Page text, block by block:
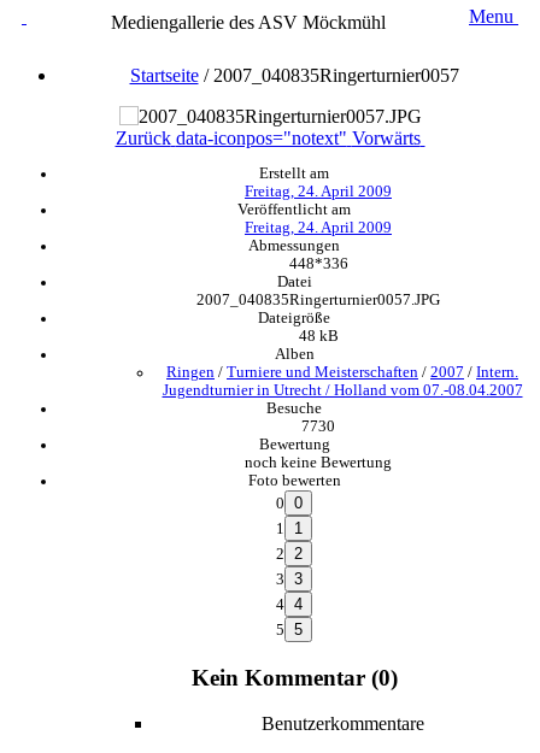
Mediengallerie des ASV Möckmühl Menu
Startseite/ 2007_040835Ringerturnier0057
Zurück data-iconpos="notext" Vorwärts
Erstellt am
Freitag, 24. April 2009
Veröffentlicht am
Freitag, 24. April 2009
Abmessungen
448*336
Datei
2007_040835Ringerturnier0057.JPG
Dateigröße
48 kB
Alben
Ringen / Turniere und Meisterschaften / 2007 / Intern.
Jugendturnier in Utrecht / Holland vom 07.-08.04.2007
Besuche
7730
Bewertung
noch keine Bewertung
Foto bewerten
0
1
2
3
4
5
Kein Kommentar (0)
Benutzerkommentare